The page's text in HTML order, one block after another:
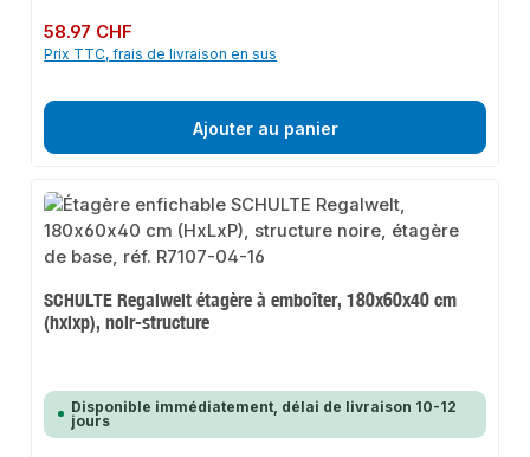
Prix régulier :
58.97 CHF
Prix TTC, frais de livraison en sus
Ajouter au panier
SCHULTE Regalwelt étagère à emboîter, 180x60x40 cm
(hxlxp), noir-structure
Disponible immédiatement, délai de livraison 10-12
jours